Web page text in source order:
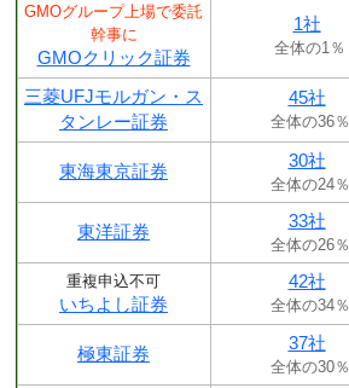
GMOグループ上場で委託
幹事に
GMOクリック証券
1社
全体の1％
三菱UFJモルガン・ス
タンレー証券
45社
全体の36％
東海東京証券
30社
全体の24％
東洋証券
33社
全体の26％
重複申込不可
いちよし証券
42社
全体の34％
極東証券
37社
全体の30％